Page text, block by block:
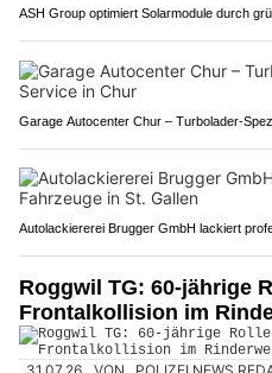
ASH Group optimiert Solarmodule durch
Garage Autocenter Chur – Turbolader-
Autolackiererei Brugger GmbH lackiert
Roggwil TG: 60-jährige
Frontalkollision im